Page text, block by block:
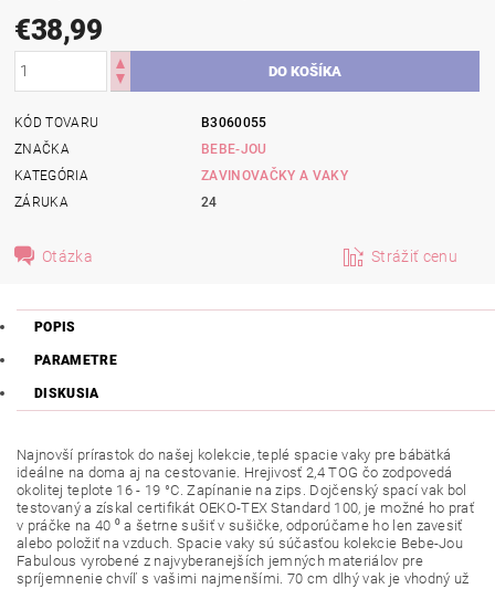
€38,99
KÓD TOVARU
B3060055
ZNAČKA
BEBE-JOU
KATEGÓRIA
ZAVINOVAČKY A VAKY
ZÁRUKA
24
Otázka Strážiť cenu
POPIS
PARAMETRE
DISKUSIA
Najnovší prírastok do našej kolekcie, teplé spacie vaky pre bábätká
ideálne na doma aj na cestovanie. Hrejivosť 2,4 TOG čo zodpovedá
okolitej teplote 16 - 19 °C. Zapínanie na zips. Dojčenský spací vak bol
testovaný a získal certifikát OEKO-TEX Standard 100, je možné ho prať
v práčke na 40 ⁰ a šetrne sušiť v sušičke, odporúčame ho len zavesiť
alebo položiť na vzduch. Spacie vaky sú súčasťou kolekcie Bebe-Jou
Fabulous vyrobené z najvyberanejších jemných materiálov pre
spríjemnenie chvíľ s vašimi najmenšími. 70 cm dlhý vak je vhodný už